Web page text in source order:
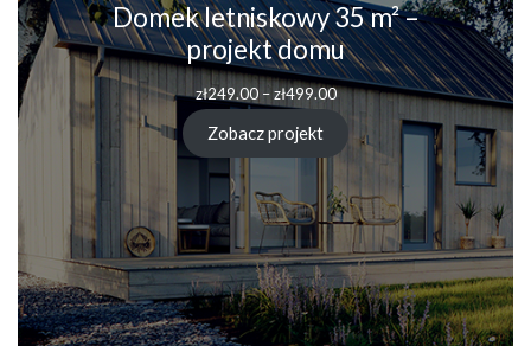
Domek letniskowy 35 m² –
projekt domu
zł249.00 – zł499.00Zakres
zł249.00
zł499.00
Zobacz projekt